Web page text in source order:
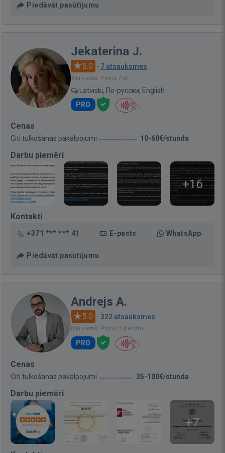
Piedāvāt pasūtījumu
Jekaterina J.
5.0 · 7 atsauksmes
Bija vietnē: Pirms 7 st.
Latviski, По-русски, English
PRO
Cenas
Citi tulkošanas pakalpojumi 10-60€/stunda
Darbu piemēri
+16
Kontakti
+371 *** *** 41 E-pasts WhatsApp
Piedāvāt pasūtījumu
Andrejs A.
5.0 · 322 atsauksmes
Bija vietnē: Pirms 2 dienām
PRO
Cenas
Citi tulkošanas pakalpojumi 25-100€/stunda
Darbu piemēri
+7